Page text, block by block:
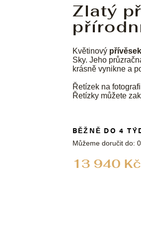
Zlatý
Květinový přívěsek
Sky. Jeho
krásně vynikne a
Řetízek na
Řetízky můžete
13 940 Kč
BĚŽNĚ DO 4
Můžeme doručit do: